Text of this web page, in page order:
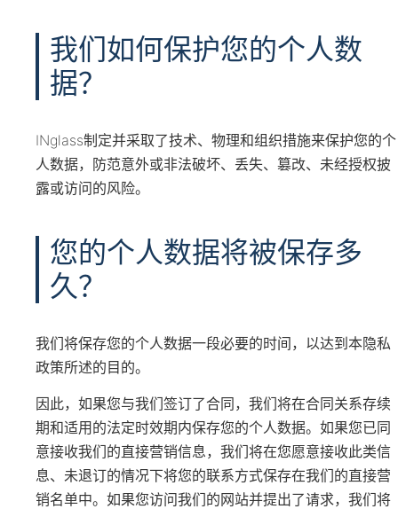
我们如何保护您的个人数
据？
INglass制定并采取了技术、物理和组织措施来保护您的个
人数据，防范意外或非法破坏、丢失、篡改、未经授权披
露或访问的风险。
您的个人数据将被保存多
久？
我们将保存您的个人数据一段必要的时间，以达到本隐私
政策所述的目的。
因此，如果您与我们签订了合同，我们将在合同关系存续
期和适用的法定时效期内保存您的个人数据。如果您已同
意接收我们的直接营销信息，我们将在您愿意接收此类信
息、未退订的情况下将您的联系方式保存在我们的直接营
销名单中。如果您访问我们的网站并提出了请求，我们将